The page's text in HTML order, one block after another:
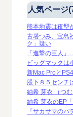
人気ページ
熊本地震は夜型
古塔つみ、宝島
ク」疑い
「進撃の巨人
ビッグマックは
新Mac Proと
股下８５センチ
紬希 芽衣 （つ
紬希 芽衣のEP
『サカサマの